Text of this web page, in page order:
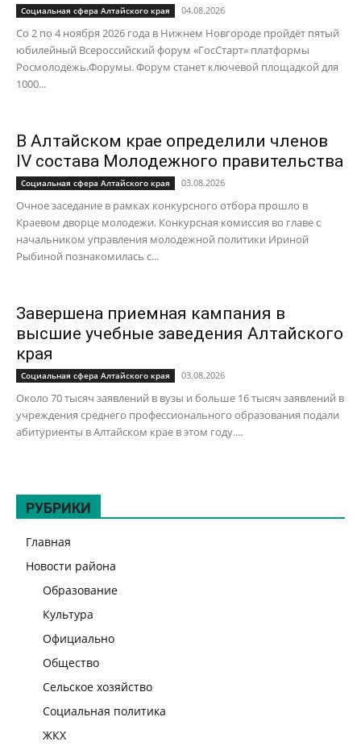
Социальная сфера Алтайского края 04.08.2026
Со 2 по 4 ноября 2026 года в Нижнем Новгороде пройдёт пятый
юбилейный Всероссийский форум «ГосСтарт» платформы
Росмолодёжь.Форумы. Форум станет ключевой площадкой для
1000...
В Алтайском крае определили членов
IV состава Молодежного правительства
Социальная сфера Алтайского края 03.08.2026
Очное заседание в рамках конкурсного отбора прошло в
Краевом дворце молодежи. Конкурсная комиссия во главе с
начальником управления молодежной политики Ириной
Рыбиной познакомилась с...
Завершена приемная кампания в
высшие учебные заведения Алтайского
края
Социальная сфера Алтайского края 03.08.2026
Около 70 тысяч заявлений в вузы и больше 16 тысяч заявлений в
учреждения среднего профессионального образования подали
абитуриенты в Алтайском крае в этом году....
РУБРИКИ
Главная
Новости района
Образование
Культура
Официально
Общество
Сельское хозяйство
Социальная политика
ЖКХ